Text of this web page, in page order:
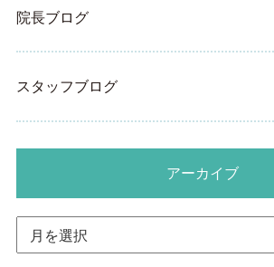
院長ブログ
スタッフブログ
アーカイブ
カ